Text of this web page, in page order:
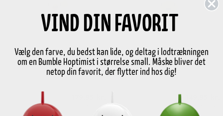
VIND DIN FAVORIT
Vælg den farve, du bedst kan lide, og deltag i lodtrækningen
om en Bumble Hoptimist i størrelse small. Måske bliver det
netop din favorit, der flytter ind hos dig!